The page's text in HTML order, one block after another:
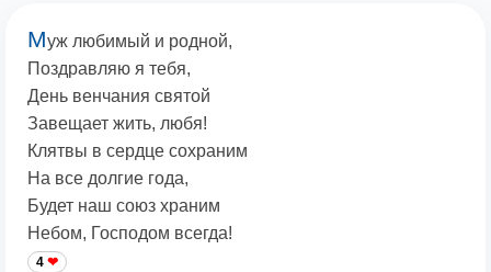
Муж любимый и родной,
Поздравляю я тебя,
День венчания святой
Завещает жить, любя!
Клятвы в сердце сохраним
На все долгие года,
Будет наш союз храним
Небом, Господом всегда!
4